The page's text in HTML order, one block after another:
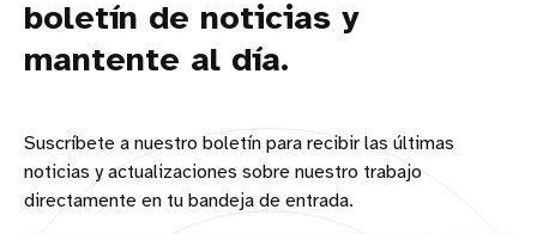
boletín de noticias y
mantente al día.
Suscríbete a nuestro boletín para recibir las últimas
noticias y actualizaciones sobre nuestro trabajo
directamente en tu bandeja de entrada.